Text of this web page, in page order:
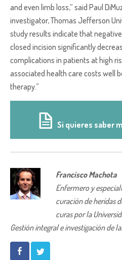
and even limb loss,” said Paul
investigator, Thomas Jefferson
study results indicate that
closed incision significantly
complications in patients at high
associated health care costs well
therapy.”
Si quieres saber
Francisco Machota
Enfermero y
curación de heridas
curas por la
Gestión integral e investigación de